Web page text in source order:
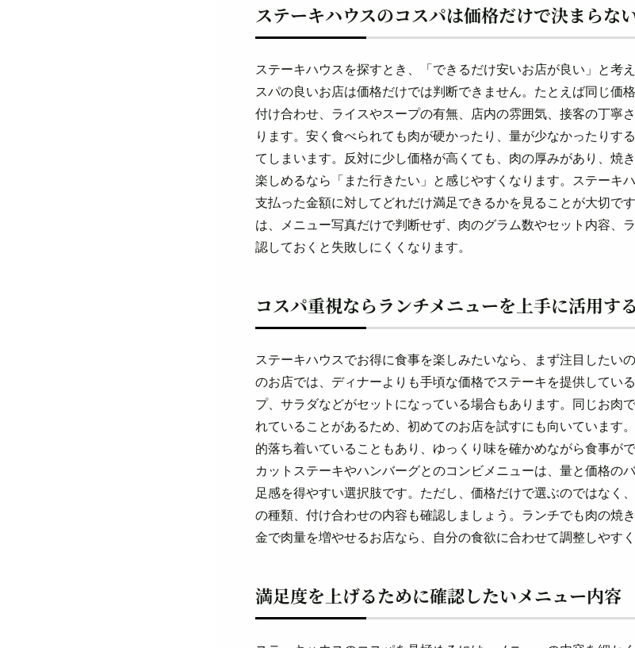
ステーキハウスのコスパは価格だけで決まらな
ステーキハウスを探すとき、「できるだけ安いお店が良い」と考
スパの良いお店は価格だけでは判断できません。たとえば同じ価
付け合わせ、ライスやスープの有無、店内の雰囲気、接客の丁寧
ります。安く食べられても肉が硬かったり、量が少なかったりす
てしまいます。反対に少し価格が高くても、肉の厚みがあり、焼
楽しめるなら「また行きたい」と感じやすくなります。ステーキ
支払った金額に対してどれだけ満足できるかを見ることが大切で
は、メニュー写真だけで判断せず、肉のグラム数やセット内容、
認しておくと失敗しにくくなります。
コスパ重視ならランチメニューを上手に活用する
ステーキハウスでお得に食事を楽しみたいなら、まず注目したい
のお店では、ディナーよりも手頃な価格でステーキを提供してい
プ、サラダなどがセットになっている場合もあります。同じお肉
れていることがあるため、初めてのお店を試すにも向いています
的落ち着いていることもあり、ゆっくり味を確かめながら食事が
カットステーキやハンバーグとのコンビメニューは、量と価格の
足感を得やすい選択肢です。ただし、価格だけで選ぶのではなく
の種類、付け合わせの内容も確認しましょう。ランチでも肉の焼
金で肉量を増やせるお店なら、自分の食欲に合わせて調整しやすく
満足度を上げるために確認したいメニュー内容